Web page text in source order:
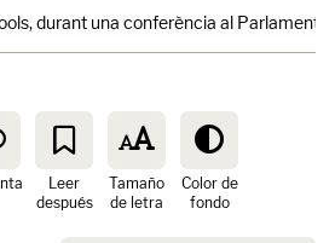
durant una conferència al Parlament
Leer
después
Tamaño
de letra
Color de
fondo